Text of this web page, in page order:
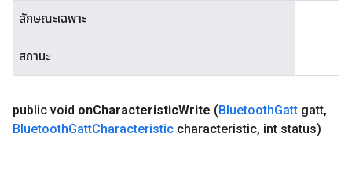
ลักษณะเฉพาะ
สถานะ
public void onCharacteristicWrite (BluetoothGatt gatt,
BluetoothGattCharacteristic characteristic, int status)